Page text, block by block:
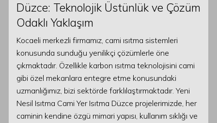
Düzce: Teknolojik Üstünlük ve Çözüm
Odaklı Yaklaşım
Kocaeli merkezli firmamız, cami ısıtma sistemleri
konusunda sunduğu yenilikçi çözümlerle öne
çıkmaktadır. Özellikle karbon ısıtma teknolojisini cami
gibi özel mekanlara entegre etme konusundaki
uzmanlığımız, bizi sektörde farklılaştırmaktadır. Yeni
Nesil Isıtma Cami Yer Isıtma Düzce projelerimizde, her
caminin kendine özgü mimari yapısı, kullanım sıklığı ve